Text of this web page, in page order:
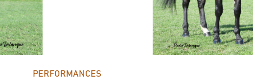
PERFORMANCES